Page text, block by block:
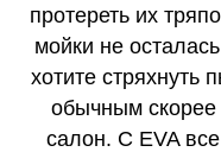
протереть их
мойки не
хотите стряхнуть
обычным скорее
салон. С EVA